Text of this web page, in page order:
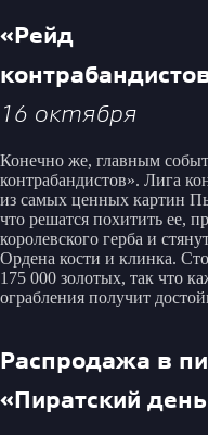
«Рейд
16 октября
Конечно же, главным
контрабандистов». Лига
из самых ценных картин
что решатся похитить ее,
королевского герба и
Ордена кости и клинка.
175 000 золотых, так что
ограбления получит
Распродажа в
«Пиратский